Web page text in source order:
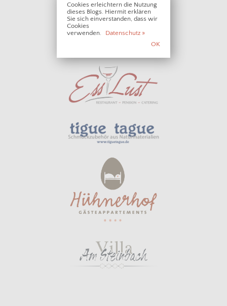
Cookies erleichtern die Nutzung
dieses Blogs. Hiermit erklären
Sie sich einverstanden, dass wir
Cookies
verwenden.
Datenschutz »
OK